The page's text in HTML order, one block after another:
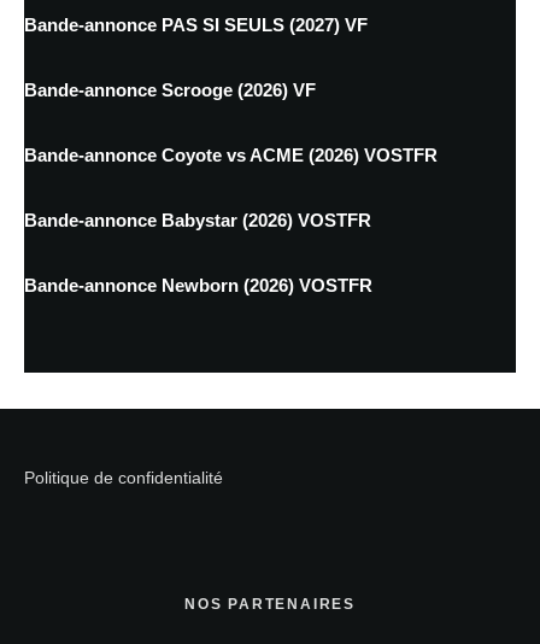
Bande-annonce PAS SI SEULS (2027) VF
Bande-annonce Scrooge (2026) VF
Bande-annonce Coyote vs ACME (2026) VOSTFR
Bande-annonce Babystar (2026) VOSTFR
Bande-annonce Newborn (2026) VOSTFR
Politique de confidentialité
NOS PARTENAIRES